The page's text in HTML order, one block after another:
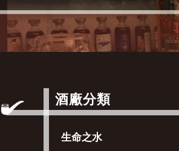
酒廠分類
生命之水